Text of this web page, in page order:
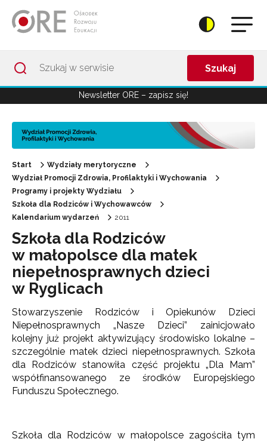
Szukaj
Newsletter ORE – zapisz się!
Start
Wydziały merytoryczne
Wydział Promocji Zdrowia, Profilaktyki i Wychowania
Programy i projekty Wydziału
Szkoła dla Rodziców i Wychowawców
Kalendarium wydarzeń
2011
Szkoła dla Rodziców
w małopolsce dla matek
niepełnosprawnych dzieci
w Ryglicach
Stowarzyszenie Rodziców i Opiekunów Dzieci
Niepełnosprawnych „Nasze Dzieci” zainicjowało
kolejny już projekt aktywizujący środowisko lokalne –
szczególnie matek dzieci niepełnosprawnych. Szkoła
dla Rodziców stanowiła część projektu „Dla Mam”
współfinansowanego ze środków Europejskiego
Funduszu Społecznego.
Szkoła dla Rodziców w małopolsce zagościła tym